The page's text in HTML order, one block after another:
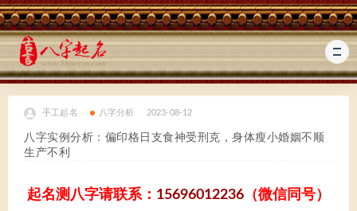
手工起名 八字分析 2023-08-12
八字实例分析：偏印格日支食神受刑克，身体瘦小婚姻不顺
生产不利
起名测八字请联系： 15696012236 （微信同号）